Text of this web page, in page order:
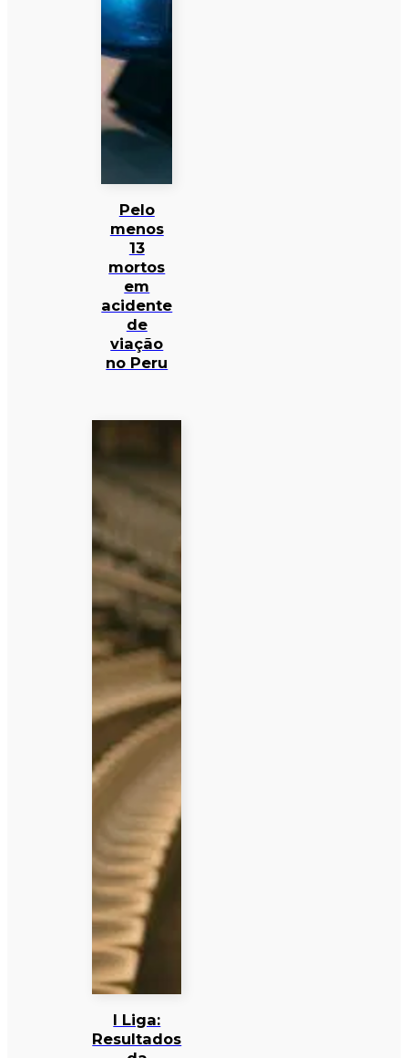
Pelo
menos
13
mortos
em
acidente
de
viação
no Peru
I Liga:
Resultados